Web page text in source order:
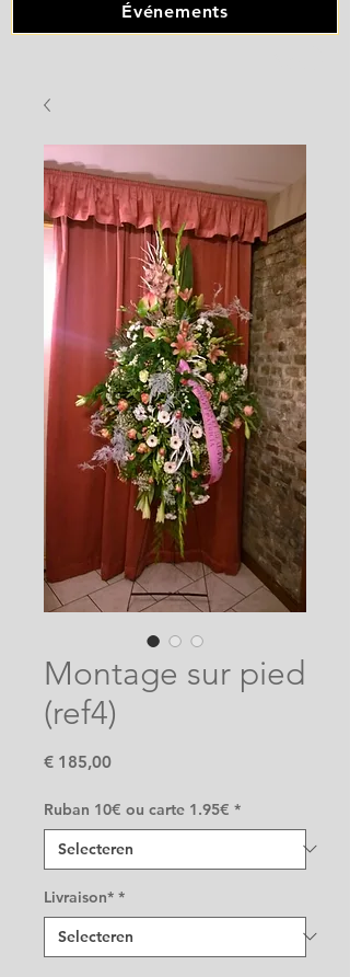
Événements
Montage sur pied
(ref4)
€ 185,00Prijs
Ruban 10€ ou carte 1.95€ *
Livraison* *